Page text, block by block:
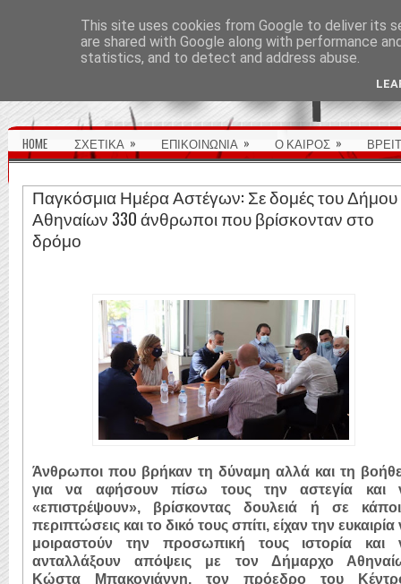
HOME ΣΧΕΤΙΚΑ » ΕΠΙΚΟΙΝΩΝΙΑ » Ο ΚΑΙΡΟΣ »
Παγκόσμια Ημέρα Αστέγων: Σε δομές του Δήμου
Αθηναίων 330 άνθρωποι που βρίσκονταν στο
δρόμο
Άνθρωποι που βρήκαν τη δύναμη αλλά και τη
για να αφήσουν πίσω τους την αστεγία και
«επιστρέψουν», βρίσκοντας δουλειά ή σε
περιπτώσεις και το δικό τους σπίτι, είχαν την ευκαιρία
μοιραστούν την προσωπική τους ιστορία και
ανταλλάξουν απόψεις με τον Δήμαρχο
Κώστα Μπακογιάννη, τον πρόεδρο του
This site uses cookies from Google to deliver its
are shared with Google along with performance
statistics, and to detect and address abuse.